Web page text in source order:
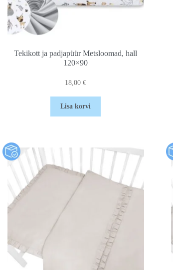
Tekikott ja padjapüür Metsloomad, hall
120×90
18,00€
Lisa korvi